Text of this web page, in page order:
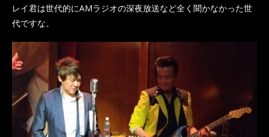
レイ君は世代的にAMラジオの深夜放送など全く聞かなかった世
代ですな。